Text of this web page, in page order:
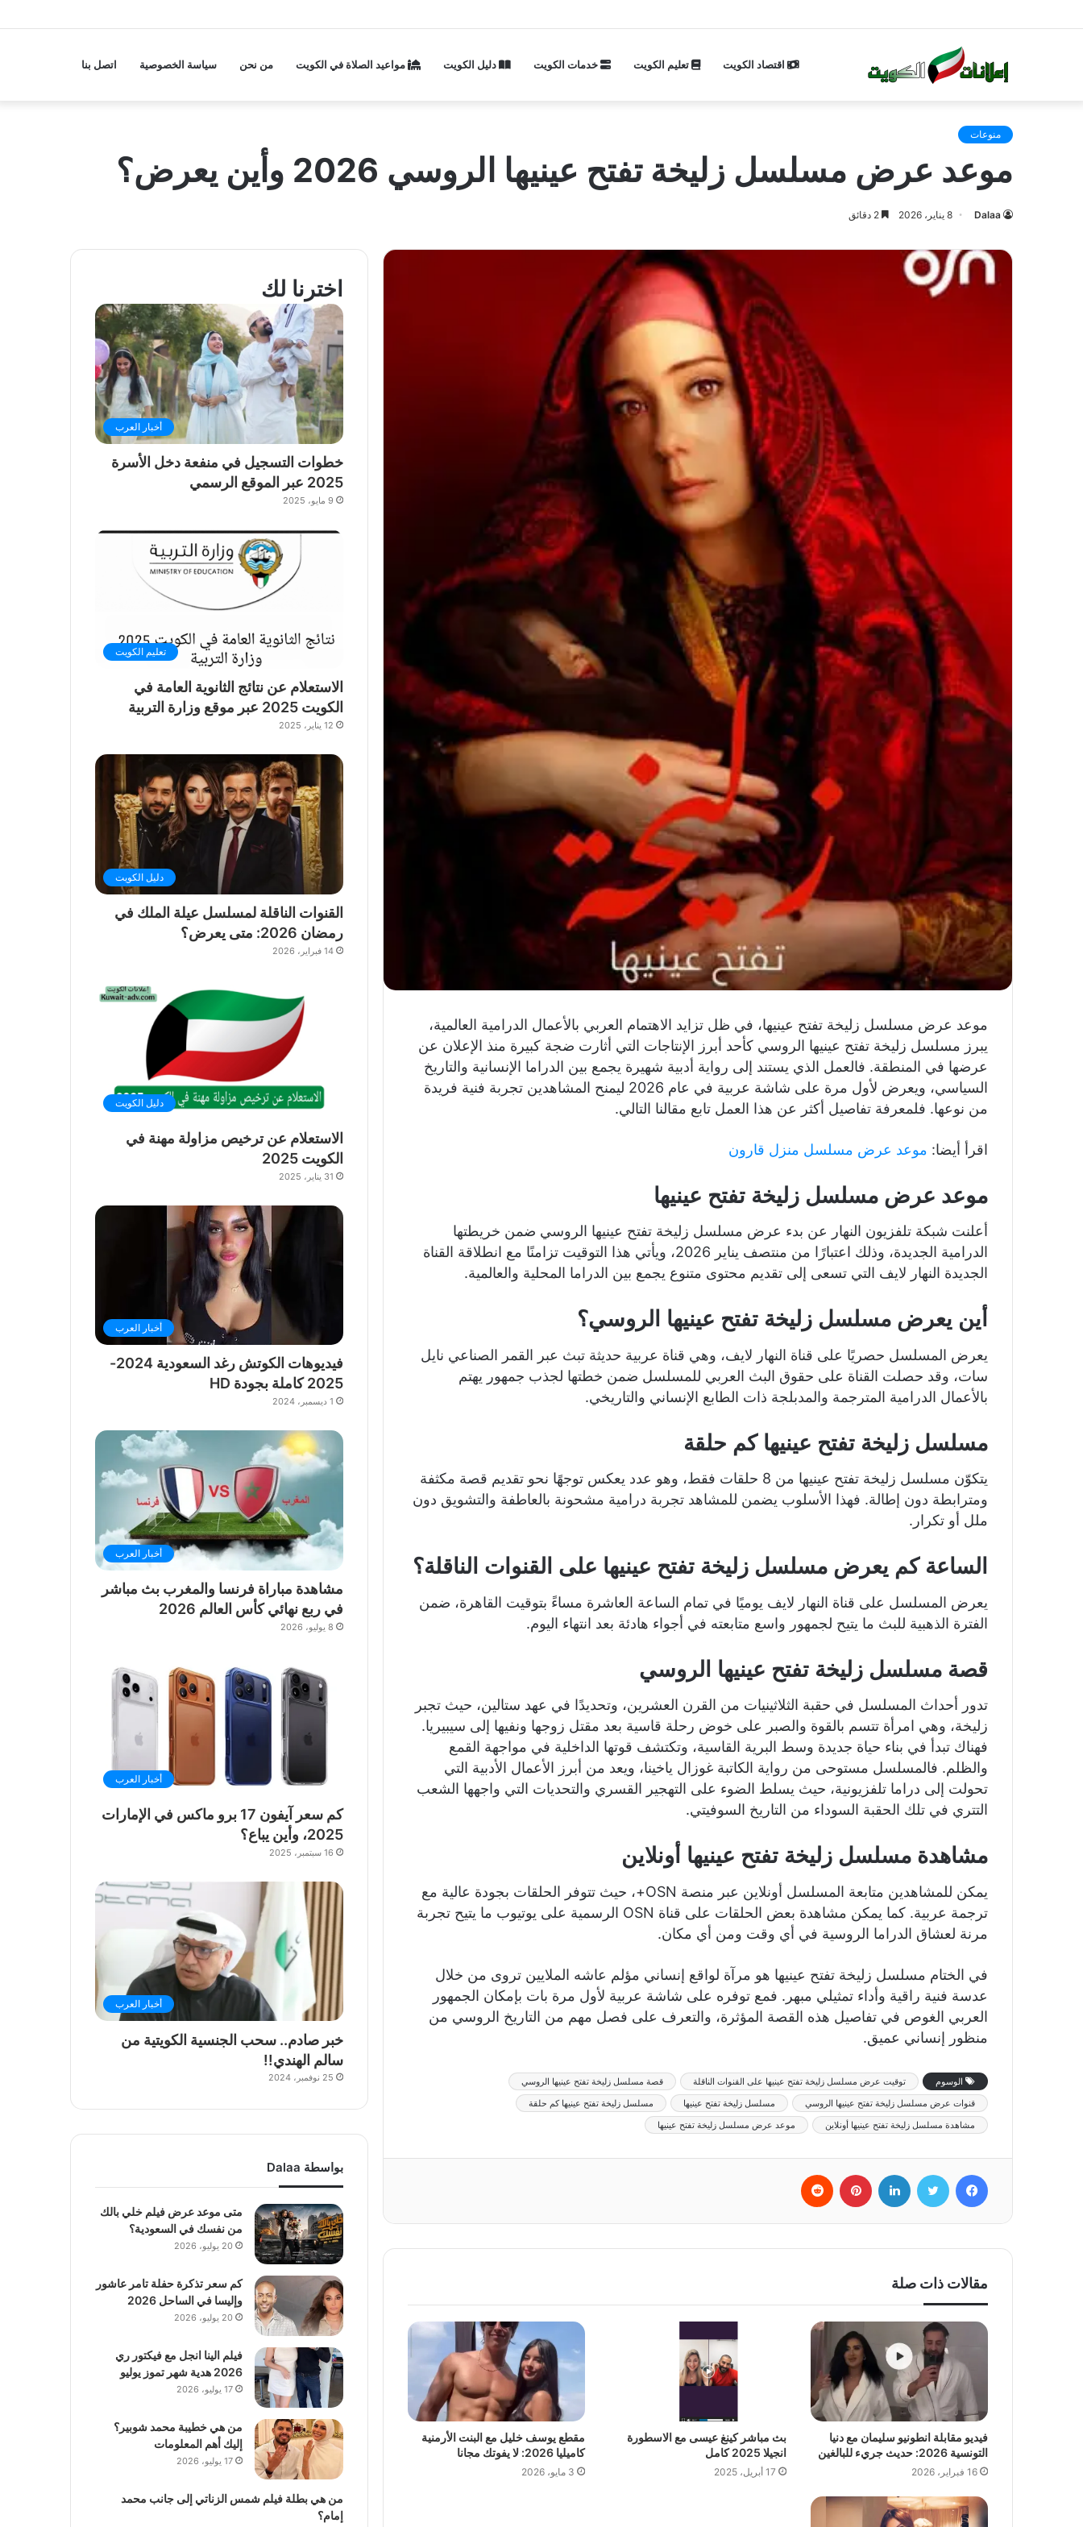
اقتصاد الكويت تعليم الكويت خدمات الكويت دليل الكويت مواعيد الصلاة في الكويت من نحن سياسة الخصوصية اتصل بنا
منوعات
موعد عرض مسلسل زليخة تفتح عينيها الروسي 2026 وأين يعرض؟
Dalaa 8 يناير، 2026
موعد عرض مسلسل زليخة تفتح عينيها، في ظل تزايد الاهتمام العربي بالأعمال الدرامية العالمية،
يبرز مسلسل زليخة تفتح عينيها الروسي كأحد أبرز الإنتاجات التي أثارت ضجة كبيرة منذ الإعلان عن
عرضها في المنطقة. فالعمل الذي يستند إلى رواية أدبية شهيرة يجمع بين الدراما الإنسانية والتاريخ
السياسي، ويعرض لأول مرة على شاشة عربية في عام 2026 ليمنح المشاهدين تجربة فنية فريدة
من نوعها. فلمعرفة تفاصيل أكثر عن هذا العمل تابع مقالنا التالي.
اقرأ أيضا: موعد عرض مسلسل منزل قارون
موعد عرض مسلسل زليخة تفتح عينيها
أعلنت شبكة تلفزيون النهار عن بدء عرض مسلسل زليخة تفتح عينيها الروسي ضمن خريطتها
الدرامية الجديدة، وذلك اعتبارًا من منتصف يناير 2026، ويأتي هذا التوقيت تزامنًا مع انطلاقة القناة
الجديدة النهار لايف التي تسعى إلى تقديم محتوى متنوع يجمع بين الدراما المحلية والعالمية.
أين يعرض مسلسل زليخة تفتح عينيها الروسي؟
يعرض المسلسل حصريًا على قناة النهار لايف، وهي قناة عربية حديثة تبث عبر القمر الصناعي نايل
سات، وقد حصلت القناة على حقوق البث العربي للمسلسل ضمن خطتها لجذب جمهور يهتم
بالأعمال الدرامية المترجمة والمدبلجة ذات الطابع الإنساني والتاريخي.
مسلسل زليخة تفتح عينيها كم حلقة
يتكوّن مسلسل زليخة تفتح عينيها من 8 حلقات فقط، وهو عدد يعكس توجهًا نحو تقديم قصة مكثفة
ومترابطة دون إطالة. فهذا الأسلوب يضمن للمشاهد تجربة درامية مشحونة بالعاطفة والتشويق دون
ملل أو تكرار.
الساعة كم يعرض مسلسل زليخة تفتح عينيها على القنوات الناقلة؟
يعرض المسلسل على قناة النهار لايف يوميًا في تمام الساعة العاشرة مساءً بتوقيت القاهرة، ضمن
الفترة الذهبية للبث ما يتيح لجمهور واسع متابعته في أجواء هادئة بعد انتهاء اليوم.
قصة مسلسل زليخة تفتح عينيها الروسي
تدور أحداث المسلسل في حقبة الثلاثينيات من القرن العشرين، وتحديدًا في عهد ستالين، حيث تجبر
زليخة، وهي امرأة تتسم بالقوة والصبر على خوض رحلة قاسية بعد مقتل زوجها ونفيها إلى سيبيريا.
فهناك تبدأ في بناء حياة جديدة وسط البرية القاسية، وتكتشف قوتها الداخلية في مواجهة القمع
والظلم. فالمسلسل مستوحى من رواية الكاتبة غوزال ياخينا، ويعد من أبرز الأعمال الأدبية التي
تحولت إلى دراما تلفزيونية، حيث يسلط الضوء على التهجير القسري والتحديات التي واجهها الشعب
التتري في تلك الحقبة السوداء من التاريخ السوفيتي.
مشاهدة مسلسل زليخة تفتح عينيها أونلاين
يمكن للمشاهدين متابعة المسلسل أونلاين عبر منصة OSN+، حيث تتوفر الحلقات بجودة عالية مع
ترجمة عربية. كما يمكن مشاهدة بعض الحلقات على قناة OSN الرسمية على يوتيوب ما يتيح تجربة
مرنة لعشاق الدراما الروسية في أي وقت ومن أي مكان.
في الختام مسلسل زليخة تفتح عينيها هو مرآة لواقع إنساني مؤلم عاشه الملايين تروى من خلال
عدسة فنية راقية وأداء تمثيلي مبهر. فمع توفره على شاشة عربية لأول مرة بات بإمكان الجمهور
العربي الغوص في تفاصيل هذه القصة المؤثرة، والتعرف على فصل مهم من التاريخ الروسي من
منظور إنساني عميق.
الوسوم توقيت عرض مسلسل زليخة تفتح عينيها على القنوات الناقلة
قصة مسلسل زليخة تفتح عينيها الروسي
قنوات عرض مسلسل زليخة تفتح عينيها الروسي
مسلسل زليخة تفتح عينيها
مسلسل زليخة تفتح عينيها كم حلقة
مشاهدة مسلسل زليخة تفتح عينيها أونلاين
موعد عرض مسلسل زليخة تفتح عينيها
مقالات ذات صلة
فيديو مقابلة انطونيو سليمان مع دنيا
التونسية 2026: حديث جريء للبالغين
16 فبراير، 2026
بث مباشر كينغ عيسى مع الاسطورة
انجيلا 2025 كامل
17 أبريل، 2025
مقطع يوسف خليل مع البنت الأرمنية
كاميليا 2026: لا يفوتك مجانا
3 مايو، 2026
اخترنا لك
أخبار العرب
خطوات التسجيل في منفعة دخل الأسرة
2025 عبر الموقع الرسمي
9 مايو، 2025
تعليم الكويت
الاستعلام عن نتائج الثانوية العامة في
الكويت 2025 عبر موقع وزارة التربية
12 يناير، 2025
دليل الكويت
القنوات الناقلة لمسلسل عيلة الملك في
رمضان 2026: متى يعرض؟
14 فبراير، 2026
دليل الكويت
الاستعلام عن ترخيص مزاولة مهنة في
الكويت 2025
31 يناير، 2025
أخبار العرب
فيديوهات الكوتش رغد السعودية 2024-
2025 كاملة بجودة HD
1 ديسمبر، 2024
أخبار العرب
مشاهدة مباراة فرنسا والمغرب بث مباشر
في ربع نهائي كأس العالم 2026
8 يوليو، 2026
أخبار العرب
كم سعر آيفون 17 برو ماكس في الإمارات
2025، وأين يباع؟
16 سبتمبر، 2025
أخبار العرب
خبر صادم.. سحب الجنسية الكويتية من
سالم الهندي!!
25 نوفمبر، 2024
بواسطة Dalaa
متى موعد عرض فيلم خلي بالك
من نفسك في السعودية؟
20 يوليو، 2026
كم سعر تذكرة حفلة تامر عاشور
وإليسا في الساحل 2026
20 يوليو، 2026
فيلم الينا انجل مع فيكتور ري
2026 هدية شهر تموز يوليو
17 يوليو، 2026
من هي خطيبة محمد شوبير؟
إليك أهم المعلومات
17 يوليو، 2026
من هي بطلة فيلم شمس الزناتي إلى جانب محمد
إمام؟